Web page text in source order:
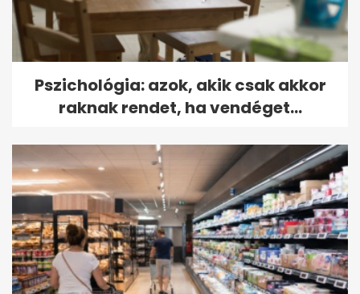
Pszichológia: azok, akik csak akkor
raknak rendet, ha vendéget...